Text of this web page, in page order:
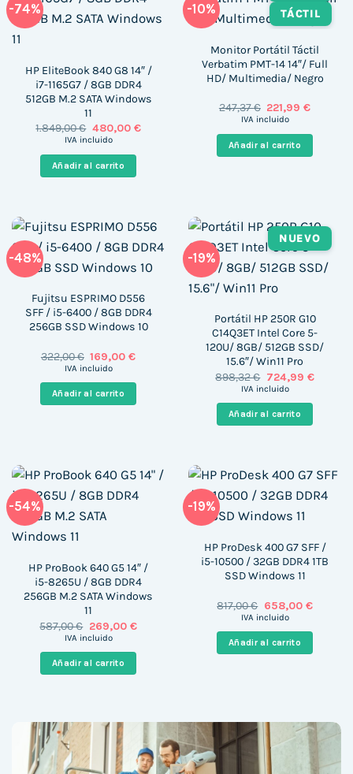
-74%
HP EliteBook 840 G8 14″ /
i7-1165G7 / 8GB DDR4
512GB M.2 SATA Windows
11
1.849,00€ El
precio
era:
1.849,00 €.
480,00 €El
IVA incluido
Añadir al carrito
-10%
TÁCTIL
Monitor Portátil Táctil
Verbatim PMT-14 14″/ Full
HD/ Multimedia/ Negro
247,37€ El
precio
era:
247,37 €.
221,99€El
es:
IVA incluido
Añadir al carrito
-48%
Fujitsu ESPRIMO D556
SFF / i5-6400 / 8GB DDR4
256GB SSD Windows 10
322,00€ El
precio
era:
322,00 €.
169,00€El
es:
169,00 €.
IVA incluido
Añadir al carrito
-19%
NUEVO
Portátil HP 250R G10
C14Q3ET Intel Core 5-
120U/ 8GB/ 512GB SSD/
15.6″/ Win11 Pro
898,32€ El
precio
era:
898,32 €.
724,99 €El
IVA incluido
Añadir al carrito
-54%
HP ProBook 640 G5 14″ /
i5-8265U / 8GB DDR4
256GB M.2 SATA Windows
11
587,00€ El
precio
era:
587,00 €.
269,00 €El
es:
269,00 €.
IVA incluido
Añadir al carrito
-19%
HP ProDesk 400 G7 SFF /
i5-10500 / 32GB DDR4 1TB
SSD Windows 11
817,00€ El
precio
era:
817,00 €.
658,00 €El
es:
658,00
IVA incluido
Añadir al carrito